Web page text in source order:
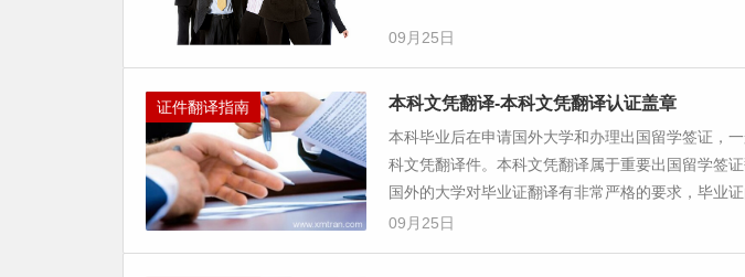
09月25日
证件翻译指南 本科文凭翻译-本科文凭翻译认证盖章
本科毕业后在申请国外大学和办理出国留学签证，
科文凭翻译件。本科文凭翻译属于重要出国留学签
国外的大学对毕业证翻译有非常严格的要求，毕业证
09月25日